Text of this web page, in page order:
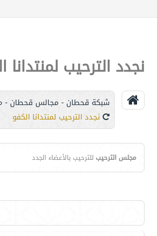
نجدد الترحيب لمنتدانا
شبكة قحطان - مجالس قحطان -
نجدد الترحيب لمنتدانا الكفو
مجلس الترحيب للترحيب بالأعضاء الجدد